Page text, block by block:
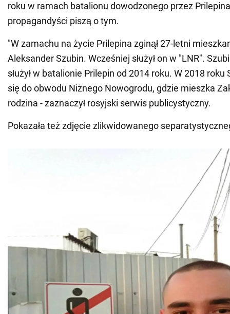
roku w ramach batalionu dowodzonego przez
propagandyści piszą o tym.
"W zamachu na życie Prilepina zginął 27-letni
Aleksander Szubin. Wcześniej służył on w "LNR".
służył w batalionie Prilepin od 2014 roku. W 2018 roku
się do obwodu Niżnego Nowogrodu, gdzie mieszka
rodzina - zaznaczył rosyjski serwis publicystyczny.
Pokazała też zdjęcie zlikwidowanego